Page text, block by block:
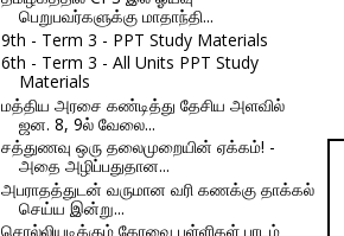
பெறுபவர்களுக்கு மாதாந்தி...
9th - Term 3 - PPT Study Materials
6th - Term 3 - All Units PPT Study
Materials
மத்திய அரசை கண்டித்து தேசிய அளவில்
ஜன. 8, 9ல் வேலை...
சத்துணவு ஒரு தலைமுறையின் ஏக்கம்! -
அதை அழிப்பதுதான...
அபராதத்துடன் வருமான வரி கணக்கு தாக்கல்
செய்ய இன்று...
சொல்லியடிக்கும் கோவை பள்ளிகள் பாடம்